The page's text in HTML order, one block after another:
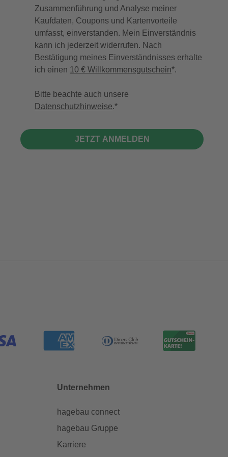
Zusammenführung und Analyse meiner
Kaufdaten, Coupons und Kartenvorteile
umfasst, einverstanden. Mein Einverständnis
kann ich jederzeit widerrufen. Nach
Bestätigung meines Einverständnisses erhalte
ich einen 10 € Willkommensgutschein*.
Bitte beachte auch unsere
Datenschutzhinweise.
JETZT ANMELDEN
Unternehmen
hagebau connect
hagebau Gruppe
Karriere